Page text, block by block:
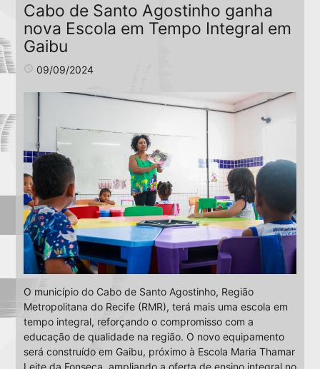
Cabo de Santo Agostinho ganha
nova Escola em Tempo Integral em
Gaibu
access_time 09/09/2024
O município do Cabo de Santo Agostinho, Região
Metropolitana do Recife (RMR), terá mais uma escola em
tempo integral, reforçando o compromisso com a
educação de qualidade na região. O novo equipamento
será construído em Gaibu, próximo à Escola Maria Thamar